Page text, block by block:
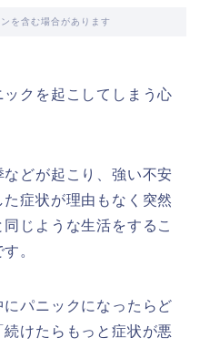
を含む場合があります
クを起こしてしまう心
どが起こり、強い不安
症状が理由もなく突然
じような生活をするこ
。
パニックになったらど
けたらもっと症状が悪